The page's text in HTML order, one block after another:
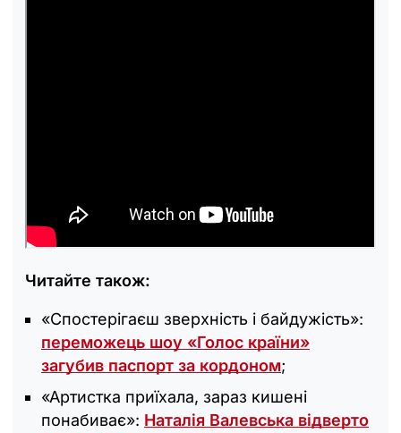
Читайте також:
«Спостерігаєш зверхність і байдужість»:
переможець шоу «Голос країни»
загубив паспорт за кордоном;
«‎Артистка приїхала, зараз кишені
понабиває»: Наталія Валевська відверто